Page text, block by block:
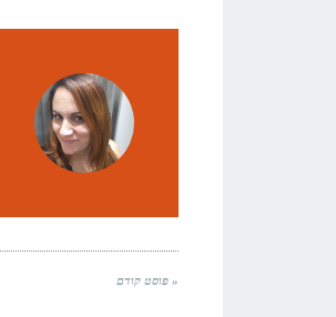
« פוסט קודם